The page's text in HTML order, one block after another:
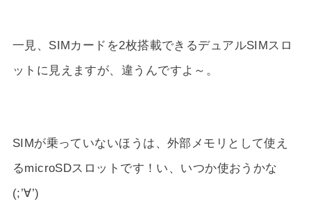
一見、SIMカードを2枚搭載できるデュアルSIMスロ
ットに見えますが、違うんですよ～。
SIMが乗っていないほうは、外部メモリとして使え
るmicroSDスロットです！い、いつか使おうかな
(;’∀’)